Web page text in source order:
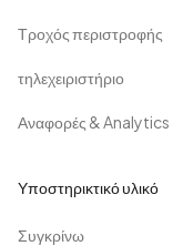
Τροχός περιστροφής
τηλεχειριστήριο
Αναφορές & Analytics
Υποστηρικτικό υλικό
Συγκρίνω